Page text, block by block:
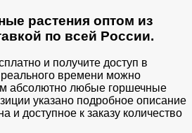
растения оптом из
по всей России.
и получите доступ в
времени можно
абсолютно любые горшечные
указано подробное описание
и доступное к заказу количество